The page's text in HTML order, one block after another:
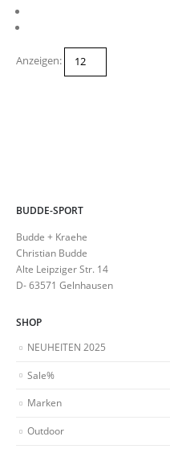
Anzeigen:
BUDDE-SPORT
Budde + Kraehe
Christian Budde
Alte Leipziger Str. 14
D- 63571 Gelnhausen
SHOP
NEUHEITEN 2025
Sale%
Marken
Outdoor